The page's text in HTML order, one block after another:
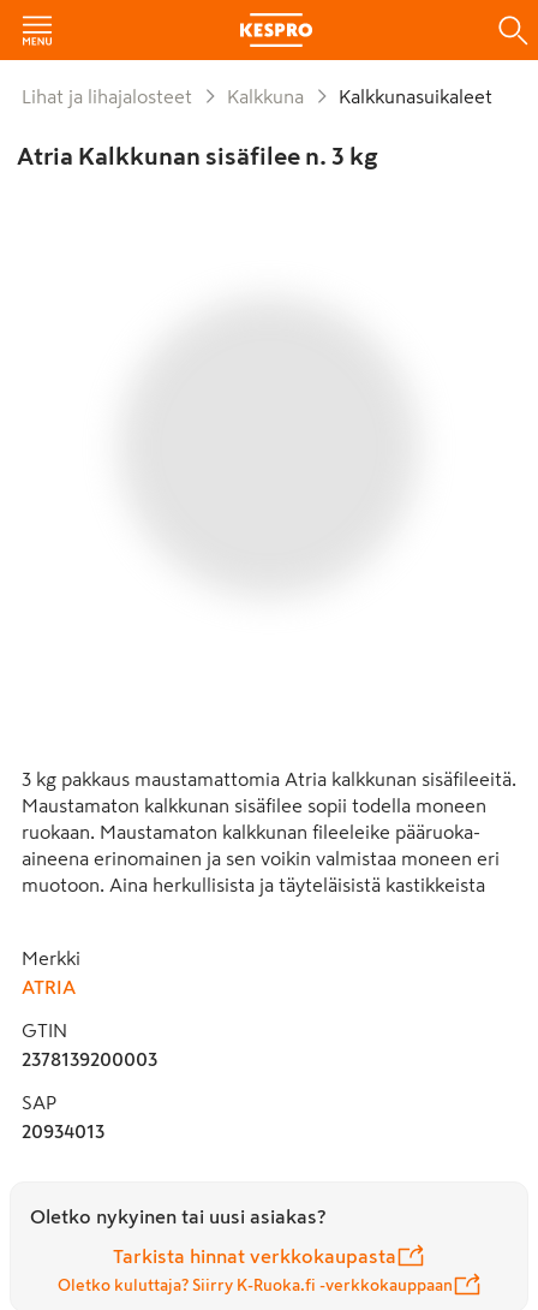
Lihat ja lihajalosteet Kalkkuna Kalkkunasuikaleet
Atria Kalkkunan sisäfilee n. 3 kg
3 kg pakkaus maustamattomia Atria kalkkunan sisäfileeitä.
Maustamaton kalkkunan sisäfilee sopii todella moneen
ruokaan. Maustamaton kalkkunan fileeleike pääruoka-
aineena erinomainen ja sen voikin valmistaa moneen eri
muotoon. Aina herkullisista ja täyteläisistä kastikkeista
viilennettynä kalkkuna sopii myös mainiosti salaatin
joukkoon. Eläinten hyvinvoinnista huolehditaan valvotusti
Merkki
ATRIA
GTIN
2378139200003
SAP
20934013
Oletko nykyinen tai uusi asiakas?
Tarkista hinnat verkkokaupasta
Oletko kuluttaja? Siirry K-Ruoka.fi -verkkokauppaan